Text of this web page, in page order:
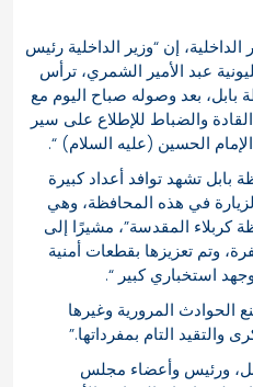
إن “وزير الداخلية رئيس
عبد الأمير الشمري، ترأس
بعد وصوله صباح اليوم مع
والضباط للإطلاع على سير
الحسين (عليه السلام) “.
بابل تشهد توافد أعداد كبيرة
في هذه المحافظة، وهي
المقدسة”، مشيرًا إلى
وتم تعزيزها بقطعات أمنية
استخباري كبير “.
الحوادث المرورية وغيرها
والتقيد التام بمفرداتها.”
ورئيس وأعضاء مجلس